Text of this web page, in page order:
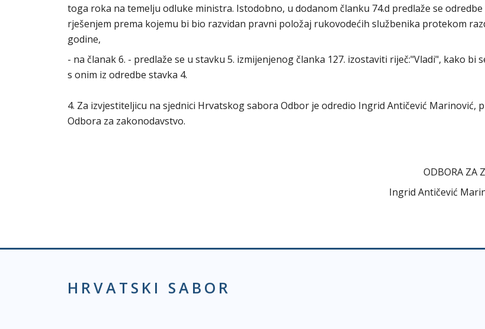
toga roka na temelju odluke ministra. Istodobno, u dodanom članku 74.d predlaže se
rješenjem prema kojemu bi bio razvidan pravni položaj rukovodećih službenika protekom
godine,
- na članak 6. - predlaže se u stavku 5. izmijenjenog članka 127. izostaviti riječ:"Vladi", kako bi
s onim iz odredbe stavka 4.
4. Za izvjestiteljicu na sjednici Hrvatskog sabora Odbor je odredio Ingrid Antičević Marinović,
Odbora za zakonodavstvo.
ODBORA ZA
Ingrid Antičević
HRVATSKI SABOR